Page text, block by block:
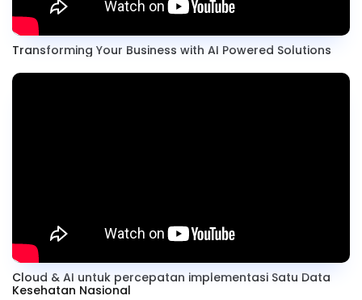
Transforming Your Business with AI Powered Solutions
Cloud & AI untuk percepatan implementasi Satu Data
Kesehatan Nasional